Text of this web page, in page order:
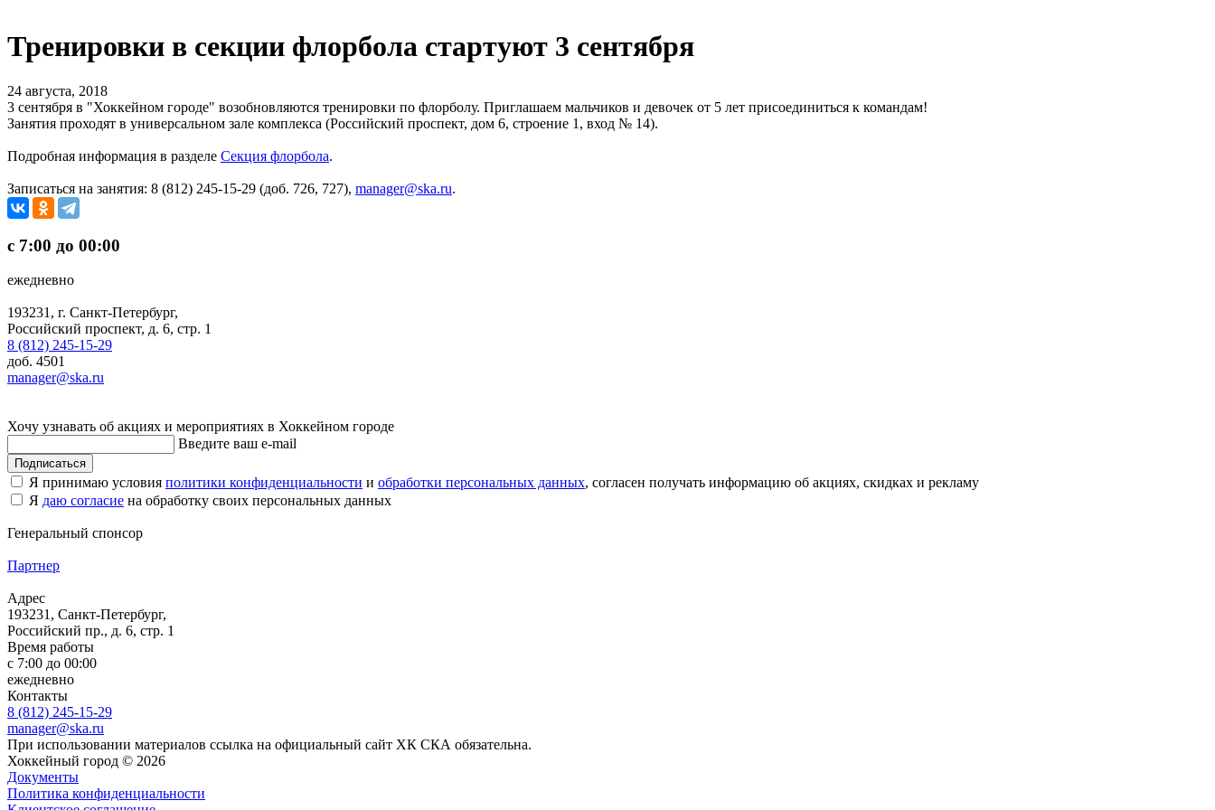
Тренировки в секции флорбола стартуют 3 сентября
24 августа, 2018
3 сентября в "Хоккейном городе" возобновляются тренировки по флорболу. Приглашаем мальчиков и девочек от 5 лет присоединиться к командам!
Занятия проходят в универсальном зале комплекса (Российский проспект, дом 6, строение 1, вход № 14).
Подробная информация в разделе Секция флорбола.
Записаться на занятия: 8 (812) 245-15-29 (доб. 726, 727), manager@ska.ru.
с 7:00 до 00:00
ежедневно
193231, г. Санкт-Петербург,
Российский проспект, д. 6, стр. 1
8 (812) 245-15-29
доб. 4501
manager@ska.ru
Хочу узнавать об акциях и мероприятиях в Хоккейном городе
Введите ваш e-mail
Подписаться
Я принимаю условия политики конфиденциальности и обработки персональных данных, согласен получать информацию об акциях, скидках и рекламу
Я даю согласие на обработку своих персональных данных
Генеральный спонсор
Партнер
Адрес
193231, Санкт-Петербург,
Российский пр., д. 6, стр. 1
Время работы
с 7:00 до 00:00
ежедневно
Контакты
8 (812) 245-15-29
manager@ska.ru
При использовании материалов ссылка на официальный сайт ХК СКА обязательна.
Хоккейный город © 2026
Документы
Политика конфиденциальности